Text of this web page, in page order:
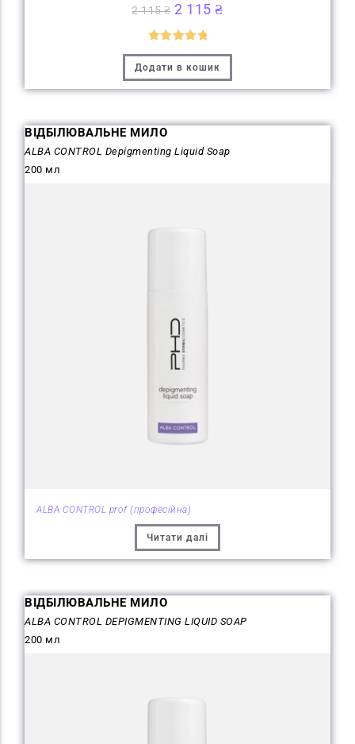
2 115₴ 2 115₴
Оцінено в
5з 5
Додати в кошик
ВІДБІЛЮВАЛЬНЕ МИЛО
ALBA CONTROL Depigmenting Liquid Soap
200 мл
ALBA CONTROL prof (професійна)
Читати далі
ВІДБІЛЮВАЛЬНЕ МИЛО
ALBA CONTROL DEPIGMENTING LIQUID SOAP
200 мл